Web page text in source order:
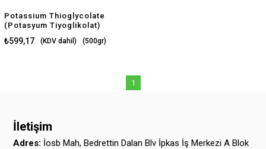
Potassium Thioglycolate
(Potasyum Tiyoglikolat)
₺599,17 (KDV dahil) (500gr)
1
İletişim
Adres: İosb Mah, Bedrettin Dalan Blv İpkas İş Merkezi A Blok